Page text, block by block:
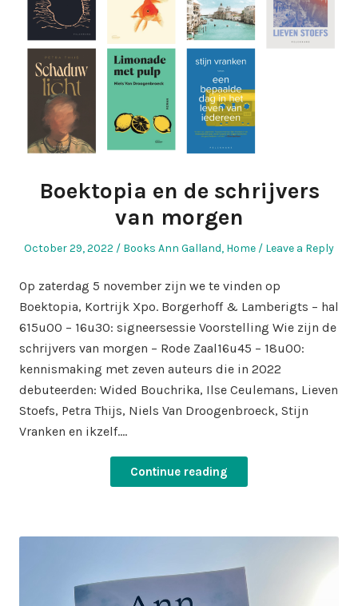
Boektopia en de schrijvers
van morgen
Posted
October 29, 2022
Posted
Books Ann Galland, Home Leave a Reply
Op zaterdag 5 november zijn we te vinden op
Boektopia, Kortrijk Xpo. Borgerhoff & Lamberigts – hal
615u00 – 16u30: signeersessie Voorstelling Wie zijn de
schrijvers van morgen – Rode Zaal16u45 – 18u00:
kennismaking met zeven auteurs die in 2022
debuteerden: Wided Bouchrika, Ilse Ceulemans, Lieven
Stoefs, Petra Thijs, Niels Van Droogenbroeck, Stijn
Vranken en ikzelf.…
Continue reading